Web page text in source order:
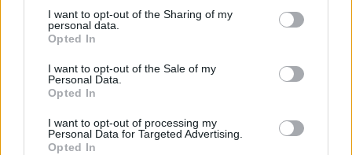
not limited to your visit or usage behaviour. You may click to
grant or deny consent to Google and its third-party tags to
use your data for below specified purposes in below Google
consent section.
I want to opt-out of the Sharing of my
personal data.
Opted In
I want to opt-out of the Sale of my
Personal Data.
Opted In
I want to opt-out of processing my
Personal Data for Targeted Advertising.
Opted In